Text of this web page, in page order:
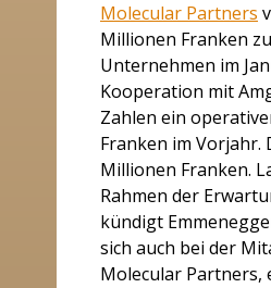
Molecular Partners
Millionen Franken
Unternehmen im
Kooperation mit
Zahlen ein
Franken im Vorjahr.
Millionen Franken.
Rahmen der
kündigt
sich auch bei der
Molecular Partners,